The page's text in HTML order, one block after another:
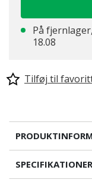
På
18.08
Tilføj til
SPECIFIKATIONER